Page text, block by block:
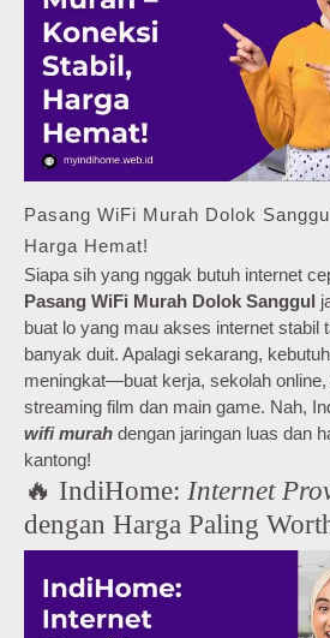
Pasang WiFi Murah Dolok
Harga Hemat!
Siapa sih yang nggak butuh internet
Pasang WiFi Murah Dolok Sanggul
buat lo yang mau akses internet stabil
banyak duit. Apalagi sekarang,
meningkat—buat kerja, sekolah
streaming film dan main game. Nah,
wifi murah dengan jaringan luas dan
kantong!
🔥 IndiHome: Internet
dengan Harga Paling